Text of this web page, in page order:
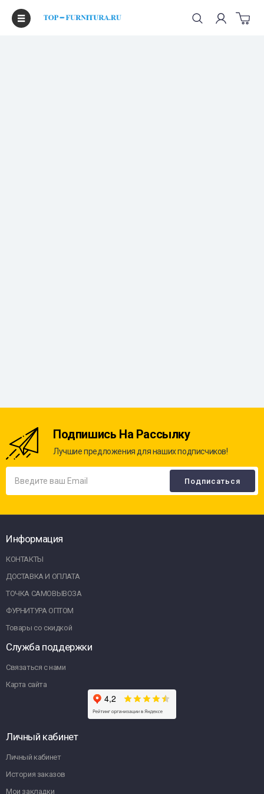
Подпишись На Рассылку
Лучшие предложения для наших подписчиков!
Информация
КОНТАКТЫ
ДОСТАВКА И ОПЛАТА
ТОЧКА САМОВЫВОЗА
ФУРНИТУРА ОПТОМ
Товары со скидкой
Служба поддержки
Связаться с нами
Карта сайта
Личный кабинет
Личный кабинет
История заказов
Мои закладки